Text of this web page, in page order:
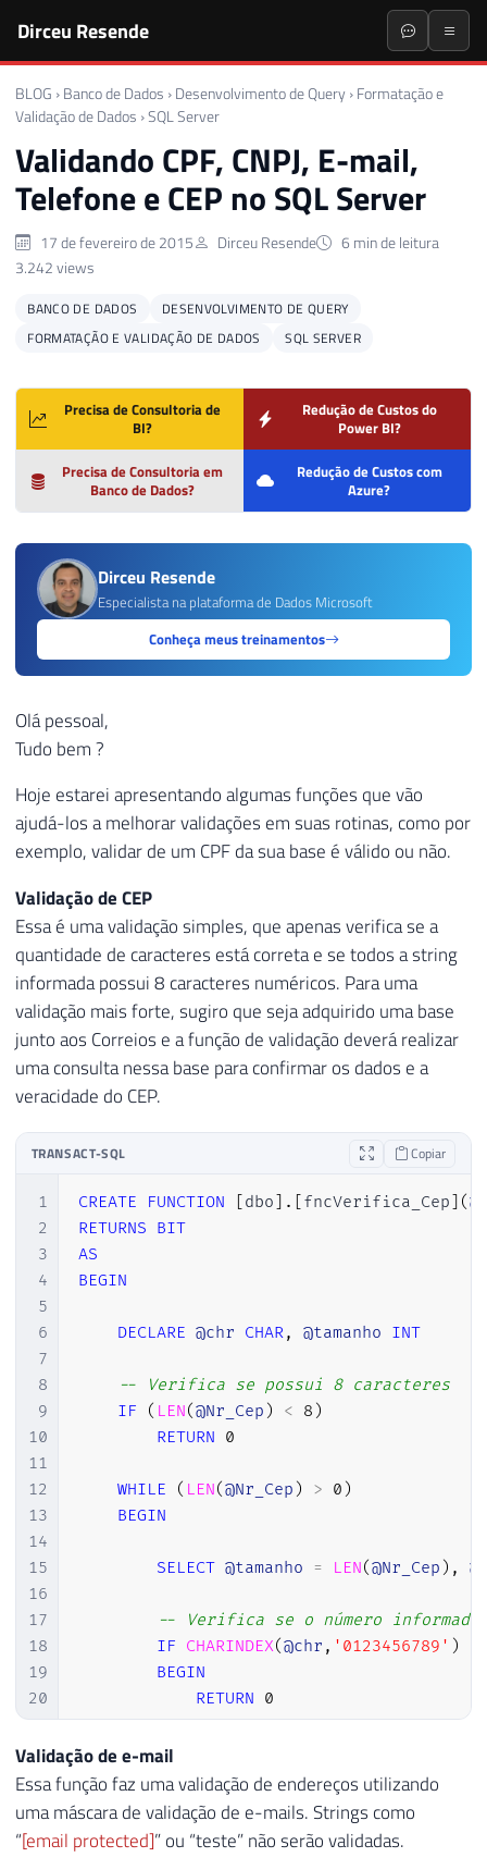
Dirceu Resende
BLOG › Banco de Dados › Desenvolvimento de Query › Formatação e
Validação de Dados ›SQL Server
Validando CPF, CNPJ, E-mail,
Telefone e CEP no SQL Server
17 de fevereiro de 2015 Dirceu Resende
6 min de leitura
3.242 views
BANCO DE DADOS
DESENVOLVIMENTO DE QUERY
FORMATAÇÃO E VALIDAÇÃO DE DADOS
SQL SERVER
Precisa de Consultoria de
BI?
Redução de Custos do
Power BI?
Precisa de Consultoria em
Banco de Dados?
Redução de Custos com
Azure?
Dirceu Resende
Especialista na plataforma de Dados Microsoft
Conheça meus treinamentos
Olá pessoal,
Tudo bem ?
Hoje estarei apresentando algumas funções que vão
ajudá-los a melhorar validações em suas rotinas, como por
exemplo, validar de um CPF da sua base é válido ou não.
Validação de CEP
Essa é uma validação simples, que apenas verifica se a
quantidade de caracteres está correta e se todos a string
informada possui 8 caracteres numéricos. Para uma
validação mais forte, sugiro que seja adquirido uma base
junto aos Correios e a função de validação deverá realizar
uma consulta nessa base para confirmar os dados e a
veracidade do CEP.
TRANSACT-SQL Copiar
1
2
3
4
5
6
7
8
9
10
11
12
13
14
15
16
17
18
19
20
21
22
23
CREATE FUNCTION dbo . fncVerifica_Cep (
RETURNS BIT
AS
BEGIN
DECLARE @chr CHAR, @tamanho INT
-- Verifica se possui 8 caracteres
IF
( LEN(@Nr_Cep ) < 8 )
RETURN 0
WHILE ( LEN(@Nr_Cep ) > 0 )
BEGIN
SELECT @tamanho = LEN(@Nr_Cep ) ,
-- Verifica se o número informado
IF CHARINDEX(@chr , '0123456789' )
BEGIN
RETURN 0
BREAK
END
SET @Nr_Cep STUFF
Validação de e-mail
Essa função faz uma validação de endereços utilizando
uma máscara de validação de e-mails. Strings como
“[email protected]” ou “teste” não serão validadas.